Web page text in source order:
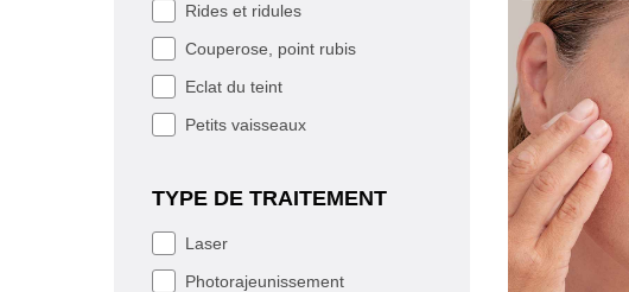
Rides et ridules
Couperose, point rubis
Eclat du teint
Petits vaisseaux
TYPE DE TRAITEMENT
TYPE DE TRAITEMENT
Laser
Photorajeunissement